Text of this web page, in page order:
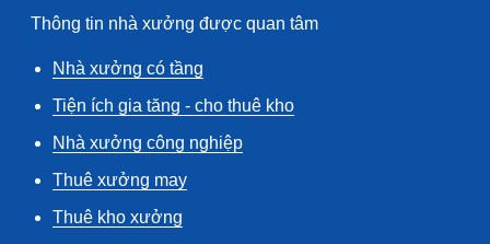
Thông tin nhà xưởng được quan tâm
Nhà xưởng có tầng
Tiện ích gia tăng - cho thuê kho
Nhà xưởng công nghiệp
Thuê xưởng may
Thuê kho xưởng